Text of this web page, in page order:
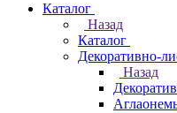
Каталог
Назад
Каталог
Декоративно-
Назад